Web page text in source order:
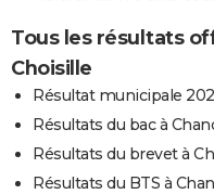
Tous les résultats
Choisille
Résultat municipale
Résultats du bac à
Résultats du brevet à
Résultats du BTS à